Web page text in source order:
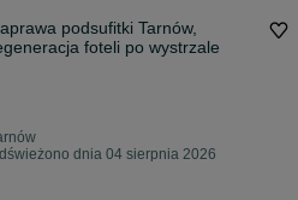
podsufitki Tarnów,
foteli po wystrzale
dnia 04 sierpnia 2026